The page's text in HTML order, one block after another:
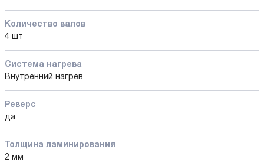
Количество валов
4 шт
Cистема нагрева
Внутренний нагрев
Реверс
да
Толщина ламинирования
2 мм